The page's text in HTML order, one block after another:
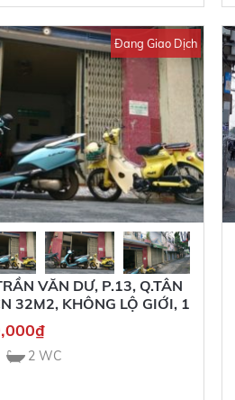
Đang Giao Dịch
VĂN DƯ, P.13, Q.TÂN
32M2, KHÔNG LỘ GIỚI, 1
₫
2 WC